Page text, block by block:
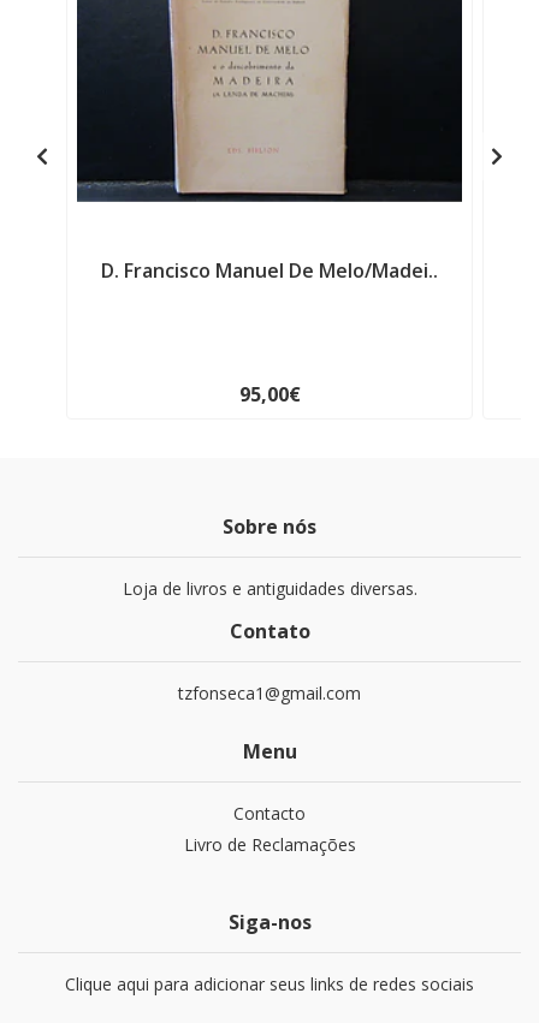
D. Francisco Manuel De Melo/Madei..
95,00€
Sobre nós
Loja de livros e antiguidades diversas.
Contato
tzfonseca1@gmail.com
Menu
Contacto
Livro de Reclamações
Siga-nos
Clique aqui para adicionar seus links de redes sociais